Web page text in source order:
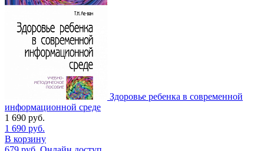
Здоровье ребенка в современной
информационной среде
1 690 руб.
1 690 руб.
В корзину